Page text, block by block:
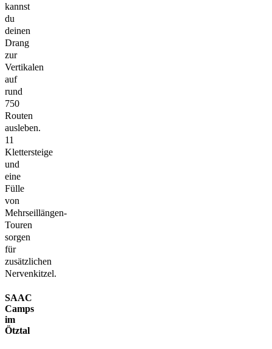
kannst
du
deinen
Drang
zur
Vertikalen
auf
rund
750
Routen
ausleben.
11
Klettersteige
und
eine
Fülle
von
Mehrseillängen-
Touren
sorgen
für
zusätzlichen
Nervenkitzel.
SAAC
Camps
im
Ötztal